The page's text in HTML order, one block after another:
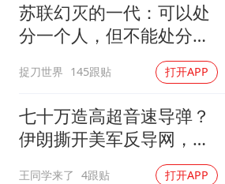
苏联幻灭的一代：可以处
分一个人，但不能处分一
捉刀世界 145跟贴 打开APP
七十万造高超音速导弹？
伊朗撕开美军反导网，炸
王同学来了 4跟贴 打开APP